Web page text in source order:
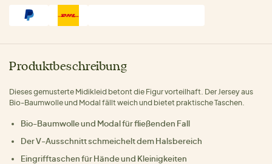
Produktbeschreibung
Dieses gemusterte Midikleid betont die Figur vorteilhaft. Der Jersey aus
Bio-Baumwolle und Modal fällt weich und bietet praktische Taschen.
Bio-Baumwolle und Modal für fließenden Fall
Der V-Ausschnitt schmeichelt dem Halsbereich
Eingrifftaschen für Hände und Kleinigkeiten